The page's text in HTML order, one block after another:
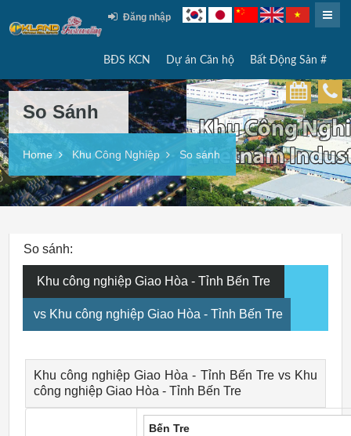
Đăng nhập
BĐS KCN Dự án Căn hộ Bất Động Sản #
So Sánh
Home Khu Công Nghiệp So sánh
So sánh:
Khu công nghiệp Giao Hòa - Tỉnh Bến Tre
vs Khu công nghiệp Giao Hòa - Tỉnh Bến Tre
Khu công nghiệp Giao Hòa - Tỉnh Bến Tre vs Khu
công nghiệp Giao Hòa - Tỉnh Bến Tre
Bến Tre